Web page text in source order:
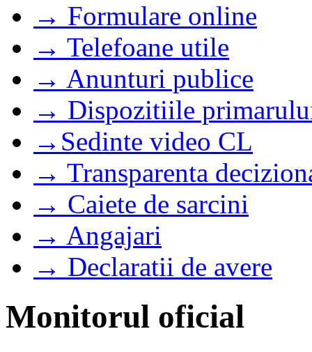
→ Formulare online
→ Telefoane utile
→ Anunturi publice
→ Dispozitiile
→Sedinte video CL
→ Transparenta
→ Caiete de sarcini
→ Angajari
→ Declaratii de avere
Monitorul oficial